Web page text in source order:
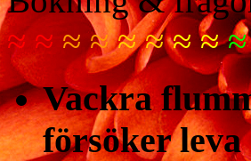
≈ ≈ ≈ ≈ ≈ ≈ ≈ ≈
Vackra
försöker